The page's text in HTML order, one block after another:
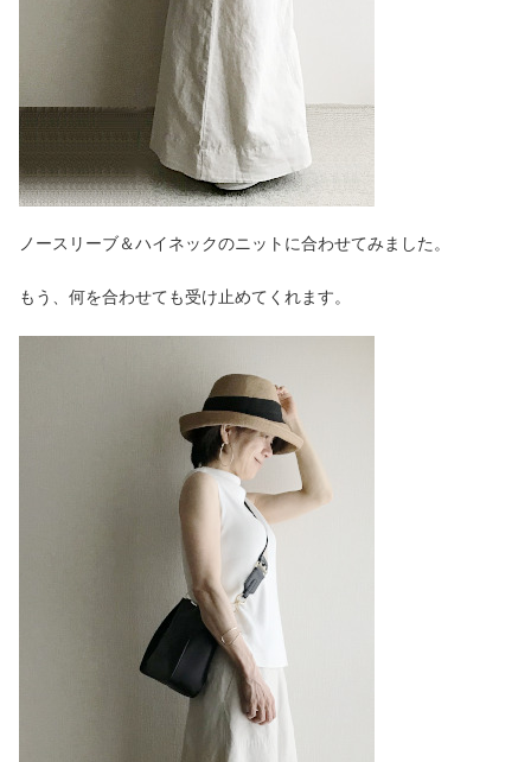
ノースリーブ＆ハイネックのニットに合わせてみました。
もう、何を合わせても受け止めてくれます。